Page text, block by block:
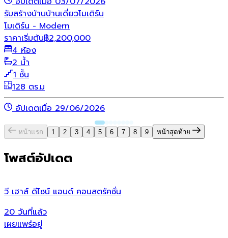
รับสร้างบ้านบ้านเดี่ยวโมเดิร์น
โมเดิร์น - Modern
ราคาเริ่มต้น฿2,200,000
4 ห้อง
2 น้ำ
1 ชั้น
128 ตร.ม
อัปเดตเมื่อ 29/06/2026
หน้าแรก 1 2 3 4 5 6 7 8 9 หน้าสุดท้าย
โพสต์อัปเดต
วี เฮาส์ ดีไซน์ แอนด์ คอนสตรัคชั่น
20 วันที่แล้ว
เผยแพร่อยู่